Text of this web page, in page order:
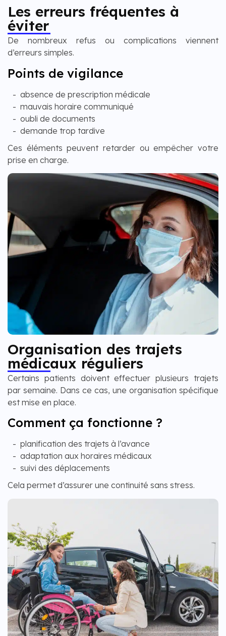
Les erreurs fréquentes à
éviter
De nombreux refus ou complications viennent
d’erreurs simples.
Points de vigilance
absence de prescription médicale
mauvais horaire communiqué
oubli de documents
demande trop tardive
Ces éléments peuvent retarder ou empêcher votre
prise en charge.
Organisation des trajets
médicaux réguliers
Certains patients doivent effectuer plusieurs trajets
par semaine. Dans ce cas, une organisation spécifique
est mise en place.
Comment ça fonctionne ?
planification des trajets à l’avance
adaptation aux horaires médicaux
suivi des déplacements
Cela permet d’assurer une continuité sans stress.